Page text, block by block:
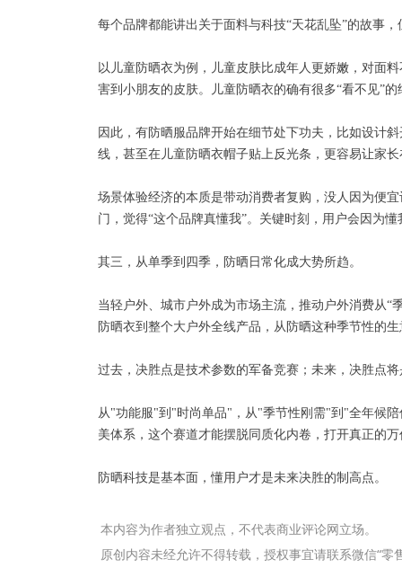
每个品牌都能讲出关于面料与科技“天花乱坠”的故事
以儿童防晒衣为例，儿童皮肤比成年人更娇嫩，对面
害到小朋友的皮肤。儿童防晒衣的确有很多“看不见”的
因此，有防晒服品牌开始在细节处下功夫，比如设计
线，甚至在儿童防晒衣帽子贴上反光条，更容易让家
场景体验经济的本质是带动消费者复购，没人因为便
门，觉得“这个品牌真懂我”。关键时刻，用户会因为懂
其三，从单季到四季，防晒日常化成大势所趋。
当轻户外、城市户外成为市场主流，推动户外消费从“
防晒衣到整个大户外全线产品，从防晒这种季节性的
过去，决胜点是技术参数的军备竞赛；未来，决胜点
从"功能服"到"时尚单品"，从"季节性刚需"到"全年候
美体系，这个赛道才能摆脱同质化内卷，打开真正的
防晒科技是基本面，懂用户才是未来决胜的制高点。
本内容为作者独立观点，不代表商业评论网立场。
原创内容未经允许不得转载，授权事宜请联系微信“